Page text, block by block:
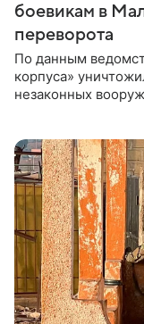
боевикам в
переворота
По данным
корпуса»
незаконных
нанесли удары по
формирований в
государственного
России.